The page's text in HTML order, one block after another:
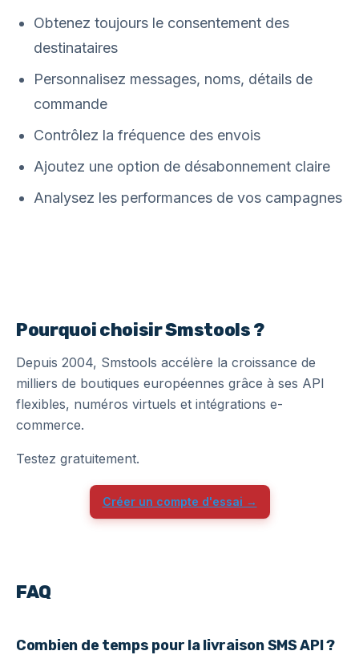
Obtenez toujours le consentement des
destinataires
Personnalisez messages, noms, détails de
commande
Contrôlez la fréquence des envois
Ajoutez une option de désabonnement claire
Analysez les performances de vos campagnes
Pourquoi choisir Smstools ?
Depuis 2004, Smstools accélère la croissance de
milliers de boutiques européennes grâce à ses API
flexibles, numéros virtuels et intégrations e-
commerce.
Testez gratuitement.
Créer un compte d'essai →
FAQ
Combien de temps pour la livraison SMS API ?